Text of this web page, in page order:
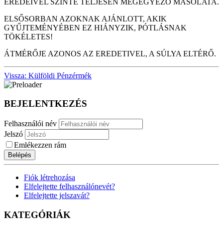
ELSŐSORBAN AZOKNAK AJÁNLOTT, AKIK
GYŰJTEMÉNYÉBEN EZ HIÁNYZIK, PÓTLÁSNAK
TÖKÉLETES!
ÁTMÉRŐJE AZONOS AZ EREDETIVEL, A SÚLYA ELTÉRŐ.
Vissza: Külföldi Pénzérmék
BEJELENTKEZÉS
Felhasználói név
Jelszó
Emlékezzen rám
Belépés
Fiók létrehozása
Elfelejtette felhasználónevét?
Elfelejtette jelszavát?
KATEGÓRIÁK